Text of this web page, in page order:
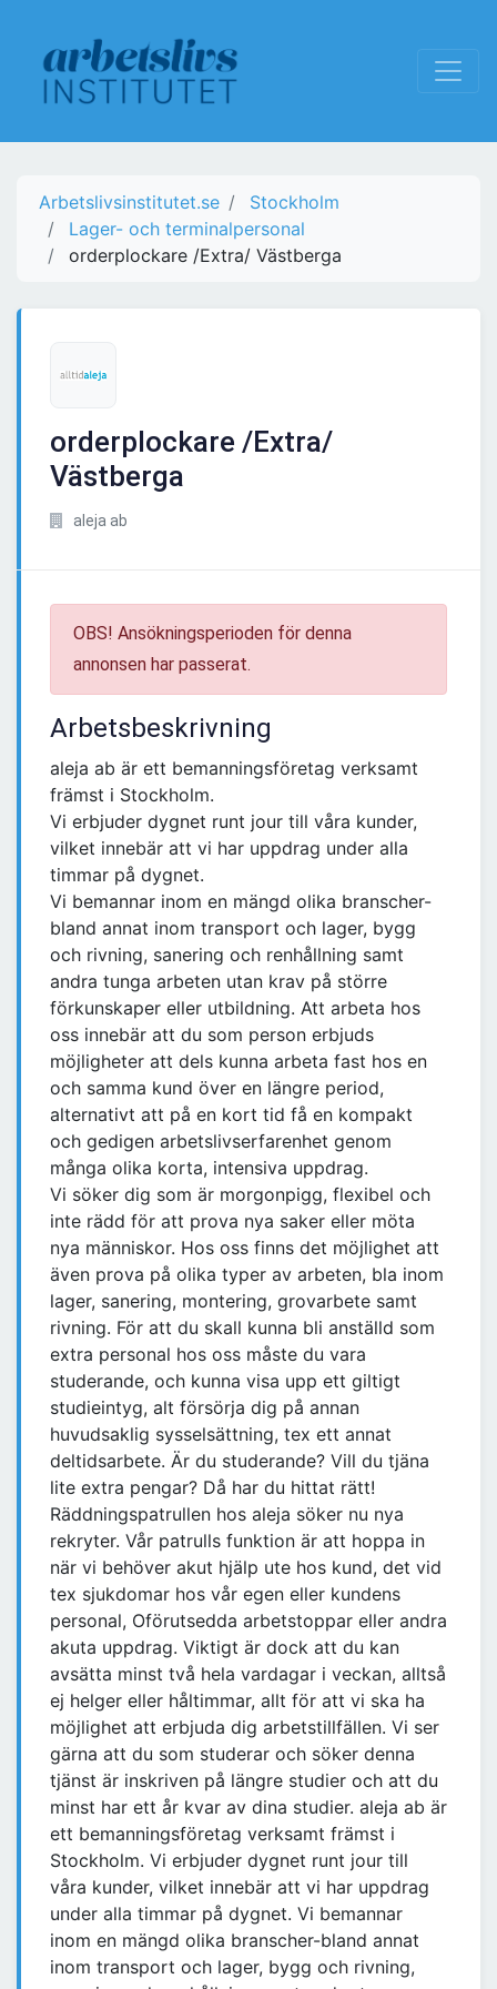
Arbetslivsinstitutet.se
Stockholm
Lager- och terminalpersonal
orderplockare /Extra/ Västberga
orderplockare /Extra/
Västberga
aleja ab
OBS! Ansökningsperioden för denna
annonsen har passerat.
Arbetsbeskrivning
aleja ab är ett bemanningsföretag verksamt
främst i Stockholm.
Vi erbjuder dygnet runt jour till våra kunder,
vilket innebär att vi har uppdrag under alla
timmar på dygnet.
Vi bemannar inom en mängd olika branscher-
bland annat inom transport och lager, bygg
och rivning, sanering och renhållning samt
andra tunga arbeten utan krav på större
förkunskaper eller utbildning. Att arbeta hos
oss innebär att du som person erbjuds
möjligheter att dels kunna arbeta fast hos en
och samma kund över en längre period,
alternativt att på en kort tid få en kompakt
och gedigen arbetslivserfarenhet genom
många olika korta, intensiva uppdrag.
Vi söker dig som är morgonpigg, flexibel och
inte rädd för att prova nya saker eller möta
nya människor. Hos oss finns det möjlighet att
även prova på olika typer av arbeten, bla inom
lager, sanering, montering, grovarbete samt
rivning. För att du skall kunna bli anställd som
extra personal hos oss måste du vara
studerande, och kunna visa upp ett giltigt
studieintyg, alt försörja dig på annan
huvudsaklig sysselsättning, tex ett annat
deltidsarbete. Är du studerande? Vill du tjäna
lite extra pengar? Då har du hittat rätt!
Räddningspatrullen hos aleja söker nu nya
rekryter. Vår patrulls funktion är att hoppa in
när vi behöver akut hjälp ute hos kund, det vid
tex sjukdomar hos vår egen eller kundens
personal, Oförutsedda arbetstoppar eller andra
akuta uppdrag. Viktigt är dock att du kan
avsätta minst två hela vardagar i veckan, alltså
ej helger eller håltimmar, allt för att vi ska ha
möjlighet att erbjuda dig arbetstillfällen. Vi ser
gärna att du som studerar och söker denna
tjänst är inskriven på längre studier och att du
minst har ett år kvar av dina studier. aleja ab är
ett bemanningsföretag verksamt främst i
Stockholm. Vi erbjuder dygnet runt jour till
våra kunder, vilket innebär att vi har uppdrag
under alla timmar på dygnet. Vi bemannar
inom en mängd olika branscher-bland annat
inom transport och lager, bygg och rivning,